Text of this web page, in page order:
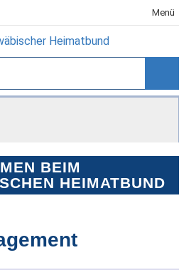
Menü
BEIM
HEIMATBUND